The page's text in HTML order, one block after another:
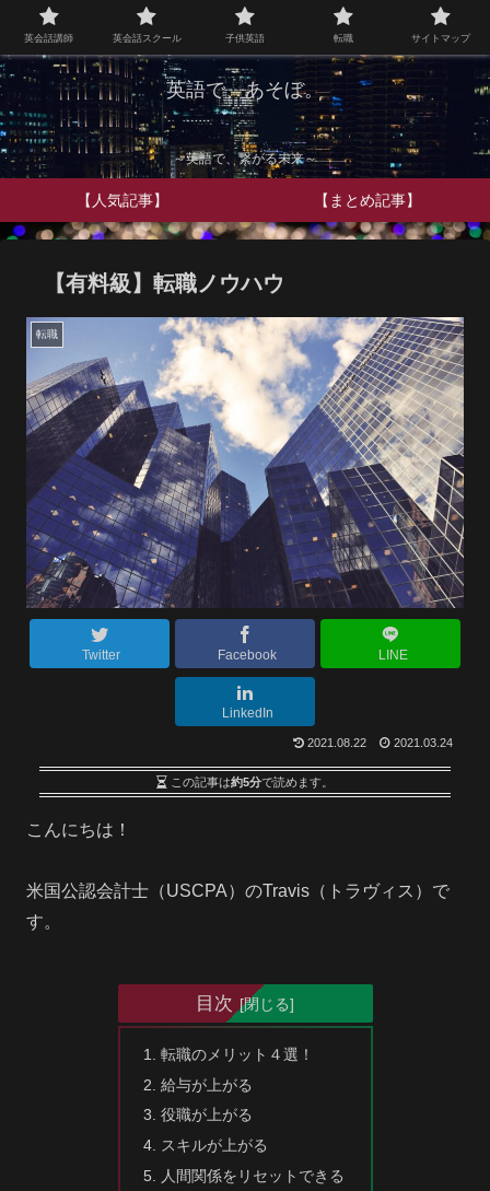
英語で、あそぼ。
～英語で、繋がる未来～
【人気記事】 【まとめ記事】
【有料級】転職ノウハウ
転職
Twitter Facebook LINE
LinkedIn
2021.08.22 2021.03.24
この記事は約5分で読めます。
こんにちは！
米国公認会計士（USCPA）のTravis（トラヴィス）で
す。
目次
転職のメリット４選！
給与が上がる
役職が上がる
スキルが上がる
人間関係をリセットできる
英会話講師 英会話スクール 子供英語 転職 サイトマップ